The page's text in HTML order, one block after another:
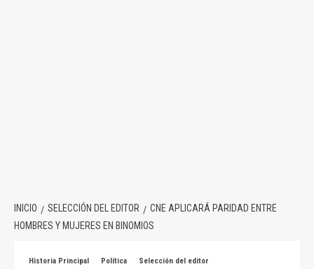
INICIO SELECCIÓN DEL EDITOR
CNE APLICARÁ PARIDAD ENTRE
HOMBRES Y MUJERES EN BINOMIOS
Historia Principal Política Selección del editor